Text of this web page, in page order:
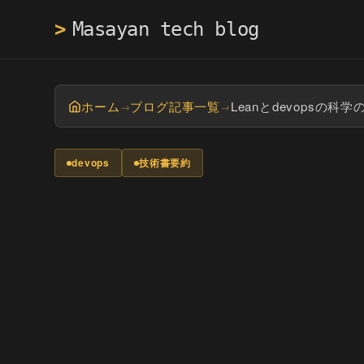
>
ホーム →ブログ記事一覧→Leanとdevopsの科学
devops 技術書要約